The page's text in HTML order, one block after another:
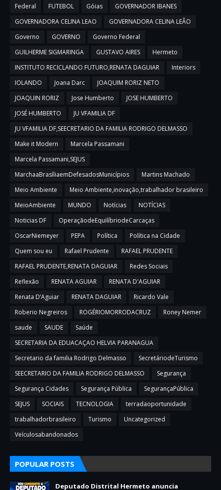
Federal
FUTEBOL Góias
GOVERNADOR IBANES
GOVERNADORA CELINA LEAO
GOVERNADORA CELINA LEÃO
Governo
GOVERNO
Governo Federal
GUILHERME SIGMARINGA
GUSTAVO AIRES
Hermeto
INSTITUTO RECICLANDO FUTURO,RENATA DAGUIAR
Interiors
IOLANDO
Joana Darc
JOAQUIM RORIZ NETO
JOAQUIN RORIZ
Jose Humberto
JOSE HUMBERTO
JOSÉ HUMBERTO
JU VFAMILIA DF
JU VFAMILIA DF,SEECRETARIO DA FAMILIA RODRIGO DELMASSO
Make it Modern
Marcela Passamani
Marcela Passamani,SEJUS
MarchaaBrasíliaemDefesadosMunicípios
Martins Machado
Meio Ambiente
Meio Ambiente,inovação,trabalhador brasileiro
MeioAmbiente
MUNDO Notícias
NOTÍCIAS
Noticias DF
OperaçãodeEquilíbriodeCarcaças
OscarNiemeyer
PEPA Política
Política na Cidade
Quem sou eu
Rafael Prudente
RAFAEL PRUDENTE
RAFAEL PRUDENTE,RENATA DAGUIAR
Redes Sociais
Reflexão
RENATA AGUIAR
RENATA D'AGUIAR
Renata D’Aguiar
RENATA DAGUIAR
Ricardo Vale
Roberio Negreiros
ROGÉRIOMORRODACRUZ
Roney Nemer
saude
SAUDE
Saúde
SECRETARIA DA EDUACAÇAO HELVIA PARANAGUA
Secretario da familia Rodrigo Delmasso
SecretáriodeTurismo
SEECRETARIO DA FAMILIA RODRIGO DELMASSO
Segurança
Segurança Cidades
Segurança Pública
SegurançaPública
SEJUS
SOCIAIS TECNOLOGIA
terradaoportunidade
trabalhadorbrasileiro
Turismo
Uncategorized
Veículosabandonados
POPULAR POSTS
Deputado Distrital Hermeto anuncia